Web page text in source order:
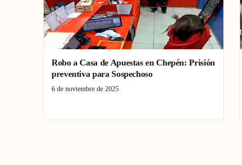
Robo a Casa de Apuestas en Chepén: Prisión
preventiva para Sospechoso
6 de noviembre de 2025